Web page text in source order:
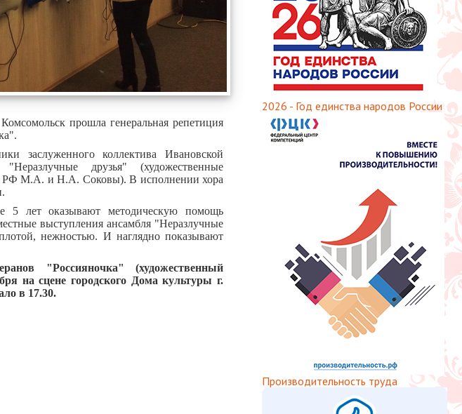
прошла генеральная репетиция
заслуженного коллектива Ивановской
друзья" (художественные
РФ М.А. и Н.А. Соковы). В исполнении хора
лет оказывают методическую помощь
выступления ансамбля "Неразлучные
нежностью. И наглядно показывают
"Россияночка" (художественный
на сцене городского Дома культуры г.
в 17.30.
2026 - Год единства народов России
Производительность труда